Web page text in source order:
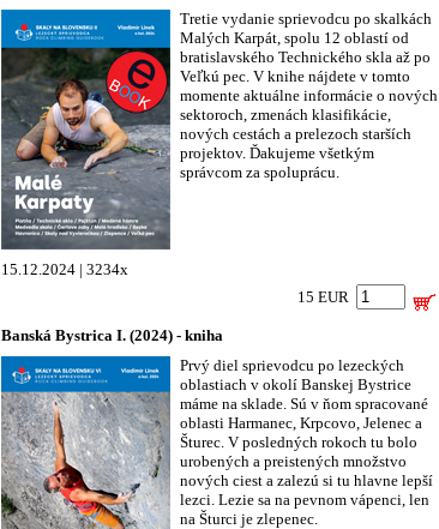
Tretie vydanie sprievodcu po skalkách
Malých Karpát, spolu 12 oblastí od
bratislavského Technického skla až po
Veľkú pec. V knihe nájdete v tomto
momente aktuálne informácie o nových
sektoroch, zmenách klasifikácie,
nových cestách a prelezoch starších
projektov. Ďakujeme všetkým
správcom za spoluprácu.
15.12.2024 | 3234x
15 EUR
Banská Bystrica I. (2024) - kniha
Prvý diel sprievodcu po lezeckých
oblastiach v okolí Banskej Bystrice
máme na sklade. Sú v ňom spracované
oblasti Harmanec, Krpcovo, Jelenec a
Šturec. V posledných rokoch tu bolo
urobených a preistených množstvo
nových ciest a zalezú si tu hlavne lepší
lezci. Lezie sa na pevnom vápenci, len
na Šturci je zlepenec.